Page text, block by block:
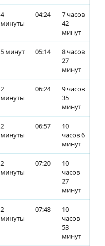
4
минуты
04:24
7 часов
42
минут
5 минут 05:14
8 часов
27
минут
2
минуты
06:24
9 часов
35
минут
2
минуты
06:57
10
часов 6
минут
2
минуты
07:20
10
часов
27
минут
2
минуты
07:48
10
часов
53
минут